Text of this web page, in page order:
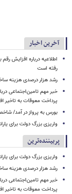
آخرین اخبار
اطلاعیه درباره افزایش
رفته است
رشد هزار درصدی هزینه
خبر مهم تامین‌اجتماعی
پرداخت معوقات به تاخیر
بورس به پرواز در آمد/
واریزی بزرگ دولت برای
پربیننده‌ترین
واریزی بزرگ دولت برای
رشد هزار درصدی هزینه
خبر مهم تامین‌اجتماعی
پرداخت معوقات به تاخیر